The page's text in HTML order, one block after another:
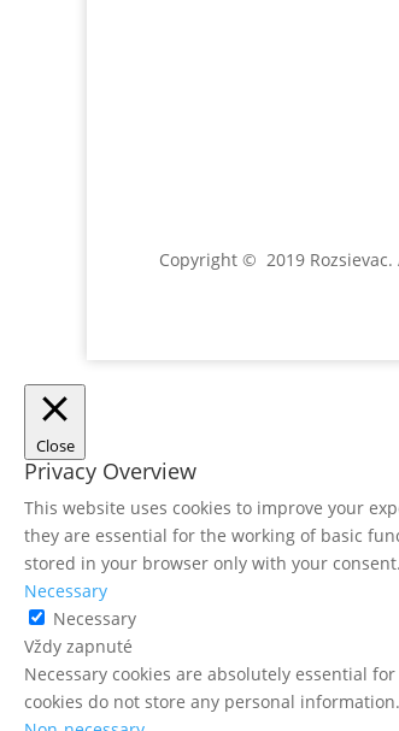
Copyright © 2019 Rozsievac.
Close
Privacy Overview
This website uses cookies to improve your
they are essential for the working of basic
stored in your browser only with your
Necessary
Necessary
Vždy zapnuté
Necessary cookies are absolutely essential
cookies do not store any personal information.